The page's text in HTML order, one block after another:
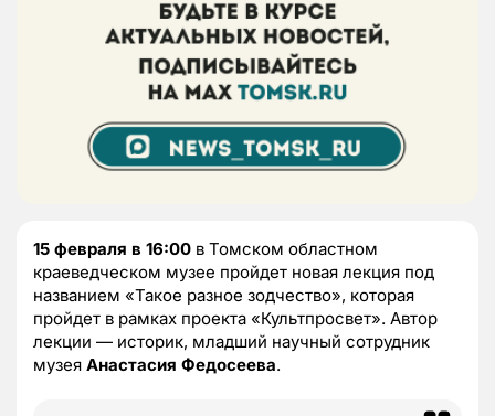
15 февраля в 16:00 в Томском областном
краеведческом музее пройдет новая лекция под
названием «Такое разное зодчество», которая
пройдет в рамках проекта «Культпросвет». Автор
лекции — историк, младший научный сотрудник
музея Анастасия Федосеева.